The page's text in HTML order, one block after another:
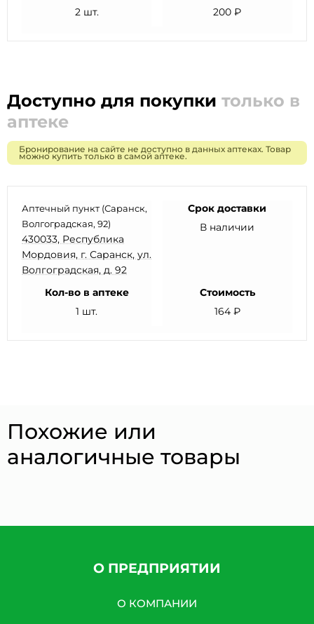
2 шт.
200 ₽
Доступно для покупки только в
аптеке
Бронирование на сайте не доступно в данных аптеках. Товар
можно купить только в самой аптеке.
Аптечный пункт (Саранск,
Волгоградская, 92)
430033, Республика
Мордовия, г. Саранск, ул.
Волгоградская, д. 92
Срок доставки
В наличии
Кол-во в аптеке
1 шт.
Стоимость
164 ₽
Похожие или
аналогичные товары
О ПРЕДПРИЯТИИ
О КОМПАНИИ